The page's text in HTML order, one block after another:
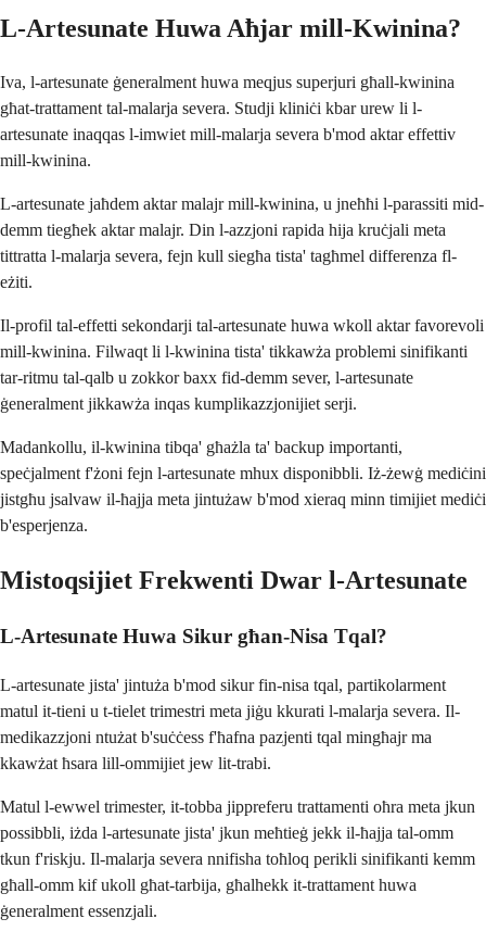
L-Artesunate Huwa Aħjar mill-Kwinina?
Iva, l-artesunate ġeneralment huwa meqjus superjuri għall-kwinina
għat-trattament tal-malarja severa. Studji kliniċi kbar urew li l-
artesunate inaqqas l-imwiet mill-malarja severa b'mod aktar effettiv
mill-kwinina.
L-artesunate jaħdem aktar malajr mill-kwinina, u jneħħi l-parassiti mid-
demm tiegħek aktar malajr. Din l-azzjoni rapida hija kruċjali meta
tittratta l-malarja severa, fejn kull siegħa tista' tagħmel differenza fl-
eżiti.
Il-profil tal-effetti sekondarji tal-artesunate huwa wkoll aktar favorevoli
mill-kwinina. Filwaqt li l-kwinina tista' tikkawża problemi sinifikanti
tar-ritmu tal-qalb u zokkor baxx fid-demm sever, l-artesunate
ġeneralment jikkawża inqas kumplikazzjonijiet serji.
Madankollu, il-kwinina tibqa' għażla ta' backup importanti,
speċjalment f'żoni fejn l-artesunate mhux disponibbli. Iż-żewġ mediċini
jistgħu jsalvaw il-ħajja meta jintużaw b'mod xieraq minn timijiet mediċi
b'esperjenza.
Mistoqsijiet Frekwenti Dwar l-Artesunate
L-Artesunate Huwa Sikur għan-Nisa Tqal?
L-artesunate jista' jintuża b'mod sikur fin-nisa tqal, partikolarment
matul it-tieni u t-tielet trimestri meta jiġu kkurati l-malarja severa. Il-
medikazzjoni ntużat b'suċċess f'ħafna pazjenti tqal mingħajr ma
kkawżat ħsara lill-ommijiet jew lit-trabi.
Matul l-ewwel trimester, it-tobba jippreferu trattamenti oħra meta jkun
possibbli, iżda l-artesunate jista' jkun meħtieġ jekk il-ħajja tal-omm
tkun f'riskju. Il-malarja severa nnifisha toħloq perikli sinifikanti kemm
għall-omm kif ukoll għat-tarbija, għalhekk it-trattament huwa
ġeneralment essenzjali.